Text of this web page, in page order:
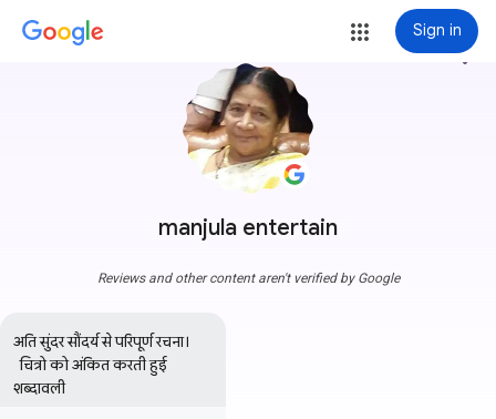
Sign in
manjula entertain
more_vert
Reviews and other content aren't verified by Google
अति सुंदर सौंदर्य से परिपूर्ण रचना।
  चित्रो को अंकित करती हुई
शब्दावली